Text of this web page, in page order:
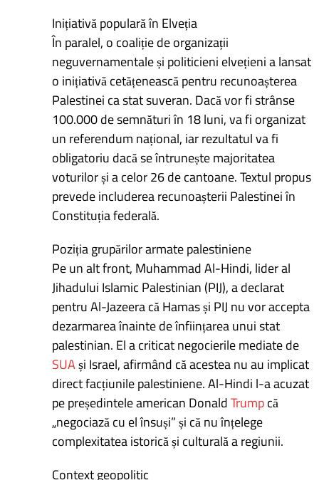
Inițiativă populară în Elveția
În paralel, o coaliție de organizații
neguvernamentale și politicieni elvețieni a lansat
o inițiativă cetățenească pentru recunoașterea
Palestinei ca stat suveran. Dacă vor fi strânse
100.000 de semnături în 18 luni, va fi organizat
un referendum național, iar rezultatul va fi
obligatoriu dacă se întrunește majoritatea
voturilor și a celor 26 de cantoane. Textul propus
prevede includerea recunoașterii Palestinei în
Constituția federală.
Poziția grupărilor armate palestiniene
Pe un alt front, Muhammad Al-Hindi, lider al
Jihadului Islamic Palestinian (PIJ), a declarat
pentru Al-Jazeera că Hamas și PIJ nu vor accepta
dezarmarea înainte de înființarea unui stat
palestinian. El a criticat negocierile mediate de
SUAși Israel, afirmând că acestea nu au implicat
direct facțiunile palestiniene. Al-Hindi l-a acuzat
pe președintele american DonaldTrumpcă
„negociază cu el însuși” și că nu înțelege
complexitatea istorică și culturală a regiunii.
Context geopolitic